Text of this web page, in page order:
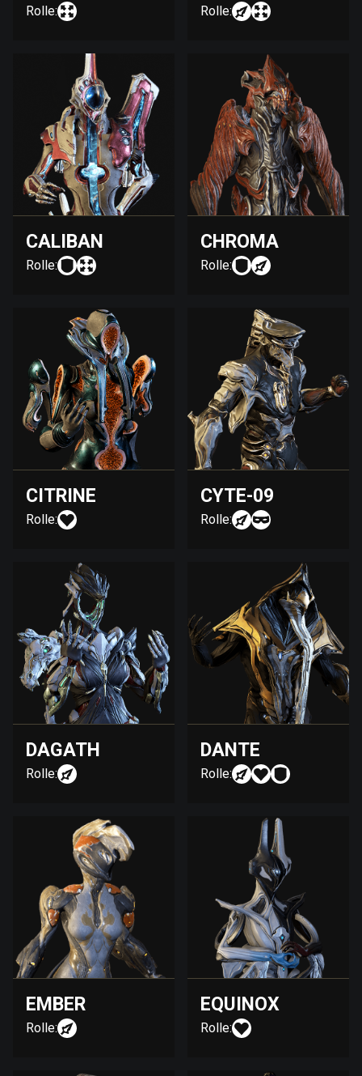
Rolle: Rolle:
CALIBAN
Rolle:
CHROMA
Rolle:
CITRINE
Rolle:
CYTE-09
Rolle:
DAGATH
Rolle:
DANTE
Rolle:
EMBER
Rolle:
EQUINOX
Rolle: